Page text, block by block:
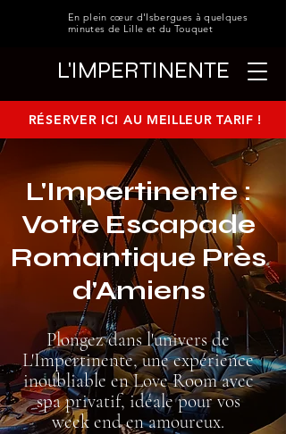
En plein cœur d'Isbergues à quelques
minutes de Lille et du Touquet
L'IMPERTINENTE
RÉSERVER ICI AU MEILLEUR TARIF !
L'Impertinente :
Votre Escapade
Romantique Près
d'Amiens
Plongez dans l'univers de
L'Impertinente, une expérience
inoubliable en Love Room avec
spa privatif, idéale pour vos
week end en amoureux.